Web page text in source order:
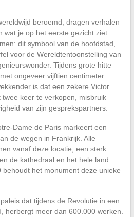
beroemd, dragen verhalen
wat je op het eerste gezicht ziet.
dit symbool van de hoofdstad,
voor de Wereldtentoonstelling van
Tijdens grote hitte
ongeveer vijftien centimeter
is dat een zekere Victor
keer te verkopen, misbruik
van zijn gesprekspartners.
Dame de Paris markeert een
de wegen in Frankrijk. Alle
vanaf deze locatie, een sterk
de kathedraal en het hele land.
het monument deze unieke
dat tijdens de Revolutie in een
herbergt meer dan 600.000 werken.